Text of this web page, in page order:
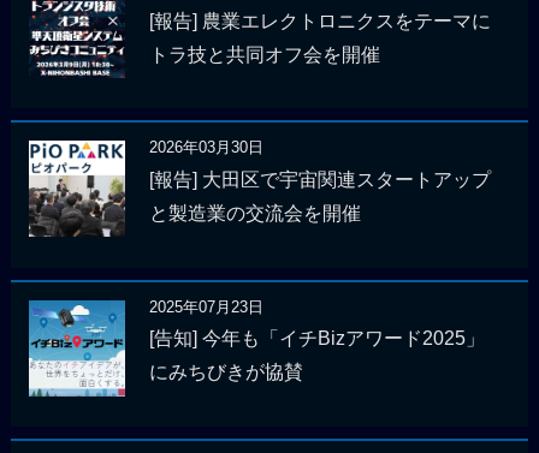
[報告] 農業エレクトロニクスをテーマに
トラ技と共同オフ会を開催
2026年03月30日
[報告] 大田区で宇宙関連スタートアップ
と製造業の交流会を開催
2025年07月23日
[告知] 今年も「イチBizアワード2025」
にみちびきが協賛